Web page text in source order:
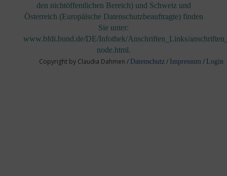
den nichtöffentlichen Bereich) und Schweiz und
Österreich (Europäische Datenschutzbeauftragte) finden
Sie unter:
www.bfdi.bund.de/DE/Infothek/Anschriften_Links/
node.html.
Copyright by Claudia Dahmen / Datenschutz / Impressum / Login